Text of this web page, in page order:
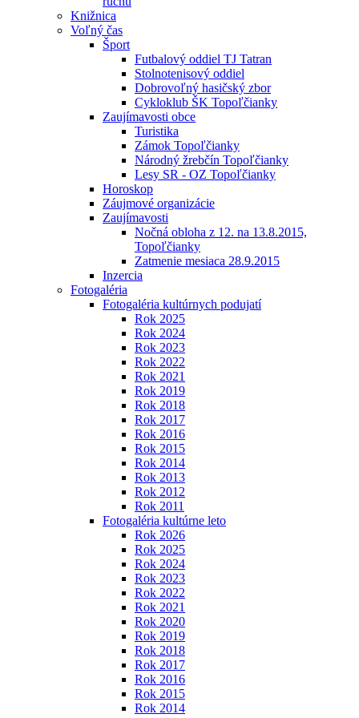
Knižnica
Voľný čas
Šport
Futbalový oddiel TJ Tatran
Stolnotenisový oddiel
Dobrovoľný hasičský zbor
Cykloklub ŠK Topoľčianky
Zaujímavosti obce
Turistika
Zámok Topoľčianky
Národný žrebčín Topoľčianky
Lesy SR - OZ Topoľčianky
Horoskop
Záujmové organizácie
Zaujímavosti
Nočná obloha z 12. na 13.8.2015,
Topoľčianky
Zatmenie mesiaca 28.9.2015
Inzercia
Fotogaléria
Fotogaléria kultúrnych podujatí
Rok 2025
Rok 2024
Rok 2023
Rok 2022
Rok 2021
Rok 2019
Rok 2018
Rok 2017
Rok 2016
Rok 2015
Rok 2014
Rok 2013
Rok 2012
Rok 2011
Fotogaléria kultúrne leto
Rok 2026
Rok 2025
Rok 2024
Rok 2023
Rok 2022
Rok 2021
Rok 2020
Rok 2019
Rok 2018
Rok 2017
Rok 2016
Rok 2015
Rok 2014